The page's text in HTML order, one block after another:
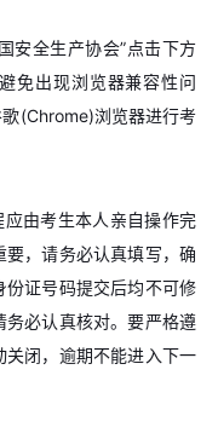
安全生产协会”点击下方
免出现浏览器兼容性问
(Chrome)浏览器进行考
由考生本人亲自操作完
，请务必认真填写，确
证号码提交后均不可修
必认真核对。要严格遵
闭，逾期不能进入下一